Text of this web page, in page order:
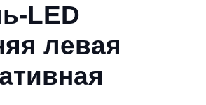
LED
левая